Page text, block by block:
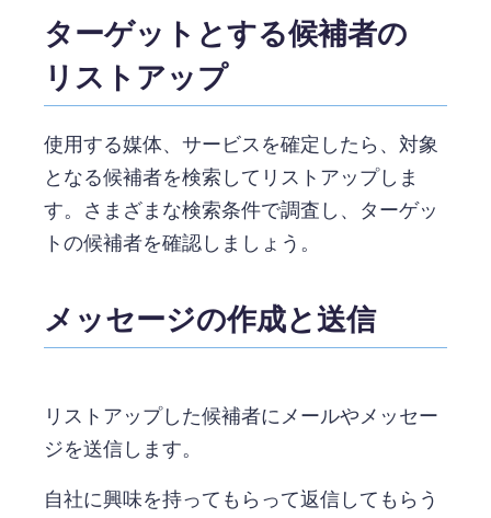
ターゲットとする候補者の
リストアップ
使用する媒体、サービスを確定したら、対象
となる候補者を検索してリストアップしま
す。さまざまな検索条件で調査し、ターゲッ
トの候補者を確認しましょう。
メッセージの作成と送信
リストアップした候補者にメールやメッセー
ジを送信します。
自社に興味を持ってもらって返信してもらう